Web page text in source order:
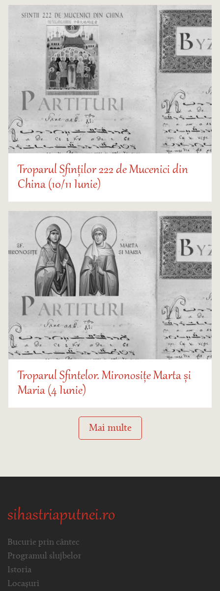
Troparul Sfinților 222 de Mucenici din
China (10/11 Iunie)
Troparul Sfintelor. Mironosițe Marta și
Maria (4 Iunie)
Mai multe
sihastriaputnei.ro
Bucurie prin cântec
Programul slujbelor
Istoria
Locașuri